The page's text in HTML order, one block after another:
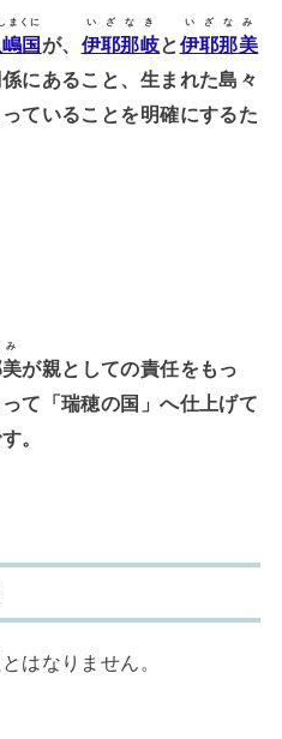
国
まくに
が、 伊耶那岐
いざなき
と伊耶那美
いざなみ
にあること、生まれた島々
ていることを明確にするた
が親としての責任をもっ
て「瑞穂の国」へ仕上げて
。
はなりません。